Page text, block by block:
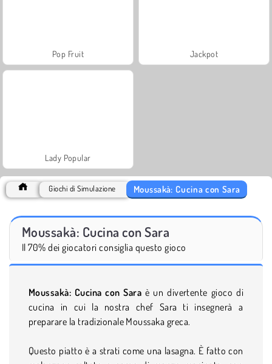
Pop Fruit Jackpot
Lady Popular
Giochi di Simulazione Moussakà: Cucina con Sara
Moussakà: Cucina con Sara
Il 70% dei giocatori consiglia questo gioco
Moussakà: Cucina con Sara è un divertente gioco di
cucina in cui la nostra chef Sara ti insegnerà a
preparare la tradizionale Moussaka greca.
Questo piatto è a strati come una lasagna. È fatto con